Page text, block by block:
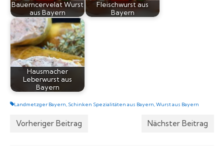
Bauerncervelat Wurst
aus Bayern
Fleischwurst aus
Bayern
Hausmacher
Leberwurst aus
Bayern
Landmetzger Bayern, Schinken Spezialitäten aus Bayern,Wurst aus Bayern
Vorheriger Beitrag Nächster Beitrag